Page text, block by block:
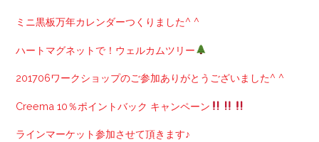
ミニ黒板万年カレンダーつくりました^ ^
ハートマグネットで！ウェルカムツリー
201706ワークショップのご参加ありがとうございました^ ^
Creema 10％ポイントバック キャンペーン
ラインマーケット参加させて頂きます♪